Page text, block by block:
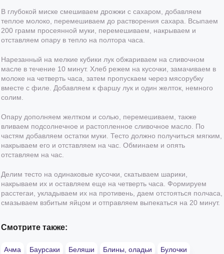
В глубокой миске смешиваем дрожжи с сахаром, добавляем
теплое молоко, перемешиваем до растворения сахара. Всыпаем
200 грамм просеянной муки, перемешиваем, накрываем и
отставляем опару в тепло на полтора часа.
Нарезанный на мелкие кубики лук обжариваем на сливочном
масле в течение 10 минут. Хлеб режем на кусочки, замачиваем в
молоке на четверть часа, затем пропускаем через мясорубку
вместе с филе. Добавляем к фаршу лук и один желток, немного
солим.
Опару дополняем желтком и солью, перемешиваем, также
вливаем подсолнечное и растопленное сливочное масло. По
частям добавляем остатки муки. Тесто должно получиться мягким,
накрываем его и отставляем на час. Обминаем и опять
отставляем на час.
Делим тесто на одинаковые кусочки, скатываем шарики,
накрываем их и оставляем еще на четверть часа. Формируем
расстегаи, укладываем их на противень, даем отстояться полчаса,
смазываем взбитым яйцом и отправляем выпекаться на 20 минут.
Смотрите также:
Ачма Баурсаки Беляши Блины, оладьи Булочки